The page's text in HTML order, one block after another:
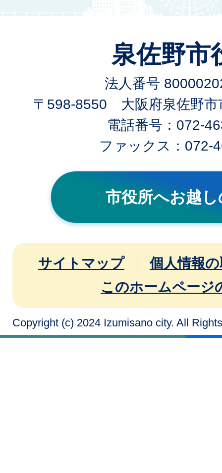
泉佐野市
法人番号
〒598-8550 大阪府泉佐野市
電話番号：072-
ファックス：072-
市役所へお越
サイトマップ
個人情報
このホームページ
Copyright (c) 2024 Izumisano city. All